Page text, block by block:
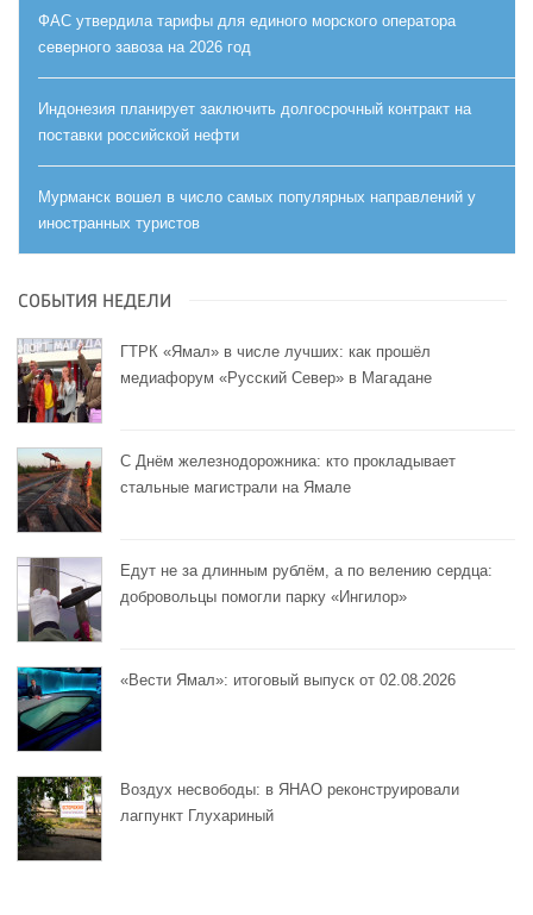
ФАС утвердила тарифы для единого морского оператора
северного завоза на 2026 год
Индонезия планирует заключить долгосрочный контракт на
поставки российской нефти
Мурманск вошел в число самых популярных направлений у
иностранных туристов
СОБЫТИЯ НЕДЕЛИ
ГТРК «Ямал» в числе лучших: как прошёл
медиафорум «Русский Север» в Магадане
С Днём железнодорожника: кто прокладывает
стальные магистрали на Ямале
Едут не за длинным рублём, а по велению сердца:
добровольцы помогли парку «Ингилор»
«Вести Ямал»: итоговый выпуск от 02.08.2026
Воздух несвободы: в ЯНАО реконструировали
лагпункт Глухариный